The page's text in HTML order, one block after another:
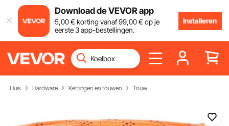
Download de VEVOR app
5,00€ korting vanaf99,00€ op je
eerste 3 app-bestellingen.
Installeren
Huis Hardware Kettingen en touwen Touw